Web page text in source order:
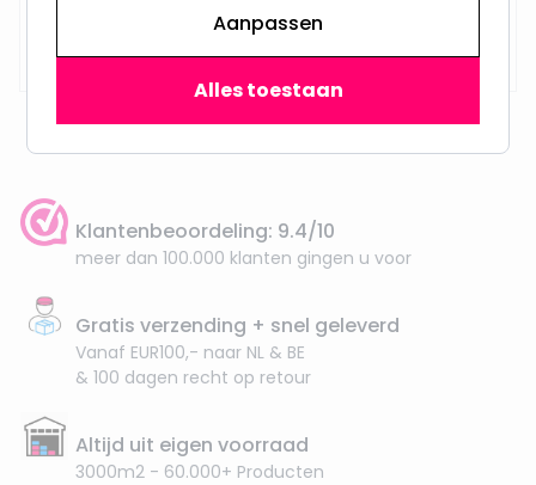
Op voorraad,
Klantenbeoordeling: 9.4/10
meer dan 100.000 klanten gingen u voor
Gratis verzending + snel geleverd
Vanaf EUR100,- naar NL & BE
& 100 dagen recht op retour
Altijd uit eigen voorraad
3000m2 - 60.000+ Producten
Aanpassen
Alles toestaan